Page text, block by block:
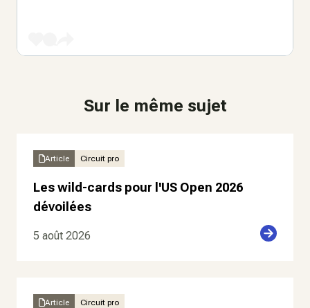
Sur le même sujet
Article Circuit pro
Les wild-cards pour l'US Open 2026
dévoilées
5 août 2026
Article Circuit pro